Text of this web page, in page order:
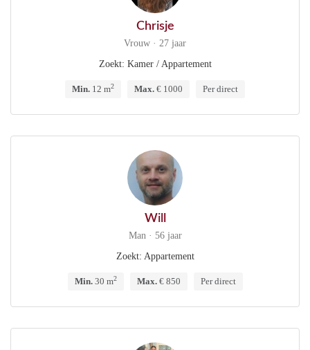
Chrisje
Vrouw · 27 jaar
Zoekt: Kamer / Appartement
Min. 12 m2 Max. € 1000 Per direct
Will
Man · 56 jaar
Zoekt: Appartement
Min.30 m2 Max.€ 850 Per direct